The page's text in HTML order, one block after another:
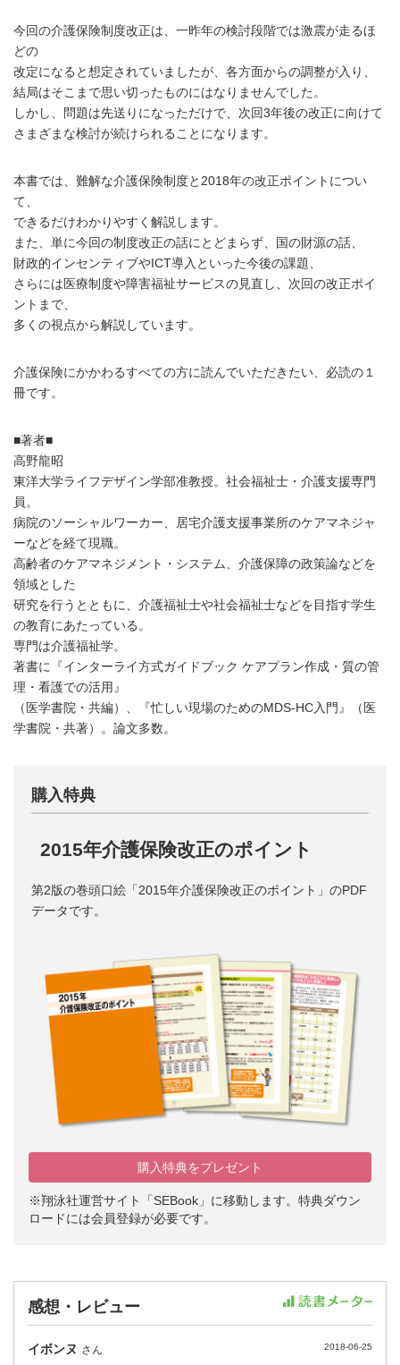
今回の介護保険制度改正は、一昨年の検討段階では激震が走るほ
どの
改定になると想定されていましたが、各方面からの調整が入り、
結局はそこまで思い切ったものにはなりませんでした。
しかし、問題は先送りになっただけで、次回3年後の改正に向けて
さまざまな検討が続けられることになります。
本書では、難解な介護保険制度と2018年の改正ポイントについ
て、
できるだけわかりやすく解説します。
また、単に今回の制度改正の話にとどまらず、国の財源の話、
財政的インセンティブやICT導入といった今後の課題、
さらには医療制度や障害福祉サービスの見直し、次回の改正ポイ
ントまで、
多くの視点から解説しています。
介護保険にかかわるすべての方に読んでいただきたい、必読の１
冊です。
■著者■
高野龍昭
東洋大学ライフデザイン学部准教授。社会福祉士・介護支援専門
員。
病院のソーシャルワーカー、居宅介護支援事業所のケアマネジャ
ーなどを経て現職。
高齢者のケアマネジメント・システム、介護保障の政策論などを
領域とした
研究を行うとともに、介護福祉士や社会福祉士などを目指す学生
の教育にあたっている。
専門は介護福祉学。
著書に『インターライ方式ガイドブック ケアプラン作成・質の管
理・看護での活用』
（医学書院・共編）、『忙しい現場のためのMDS‐HC入門』（医
学書院・共著）。論文多数。
購入特典
2015年介護保険改正のポイント
第2版の巻頭口絵「2015年介護保険改正のポイント」のPDF
データです。
購入特典をプレゼント
※翔泳社運営サイト「SEBook」に移動します。特典ダウン
ロードには会員登録が必要です。
感想・レビュー
イボンヌ さん 2018-06-25